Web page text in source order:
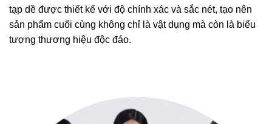
tạp dề được thiết kế với độ chính xác và sắc nét, tạo nên
sản phẩm cuối cùng không chỉ là vật dụng mà còn là biểu
tượng thương hiệu độc đáo.